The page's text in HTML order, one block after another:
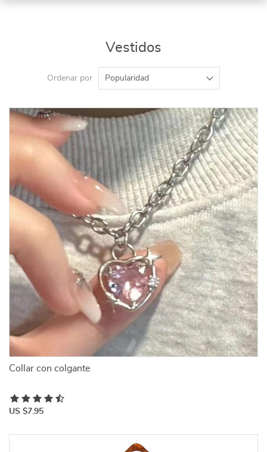
Vestidos
Ordenar por Popularidad
Collar con colgante
US $7.95